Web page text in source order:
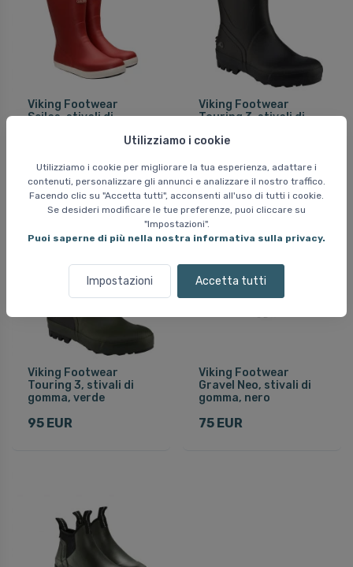
Utilizziamo i cookie
Utilizziamo i cookie per migliorare la tua esperienza, adattare i
contenuti, personalizzare gli annunci e analizzare il nostro traffico.
Facendo clic su "Accetta tutti", acconsenti all'uso di tutti i cookie.
Se desideri modificare le tue preferenze, puoi cliccare su
"Impostazioni".
Puoi saperne di più nella nostra informativa sulla privacy.
Impostazioni Accetta tutti
Viking Footwear
Seilas, stivali di
Viking Footwear
Touring 3, stivali di
Viking Footwear
Touring 3, stivali di
gomma, verde
95 EUR
Viking Footwear
Gravel Neo, stivali di
gomma, nero
75 EUR